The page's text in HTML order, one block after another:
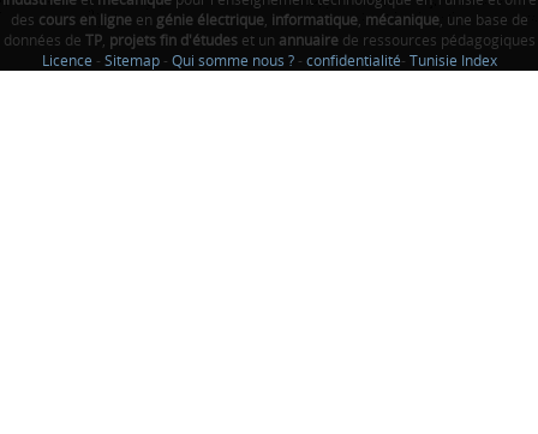
des cours en ligneen génie électrique, informatique, mécanique, une base de
données de TP, projets fin d'étudeset un annuairede ressources pédagogiques
Licence - Sitemap - Qui somme nous ? - confidentialité- Tunisie Index